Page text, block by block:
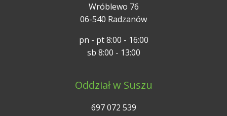
Wróblewo 76
06-540 Radzanów
pn - pt 8:00 - 16:00
sb 8:00 - 13:00
Oddział w Suszu
697 072 539